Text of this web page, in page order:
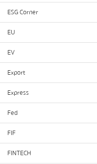
ESG Corner
EU
EV
Export
Express
Fed
FIF
FINTECH